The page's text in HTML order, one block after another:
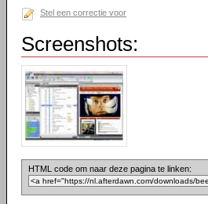
Stel een correctie voor
Screenshots:
HTML code om naar deze pagina te linken: